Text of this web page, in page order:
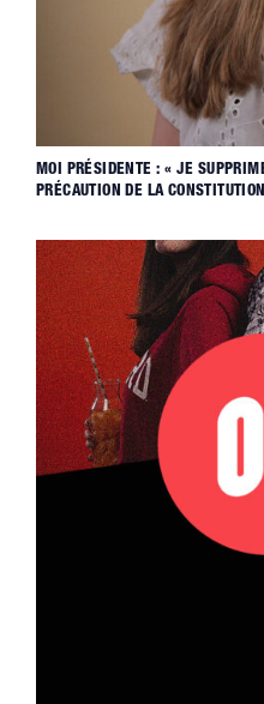
MOI PRÉSIDENTE : « JE
PRÉCAUTION DE LA